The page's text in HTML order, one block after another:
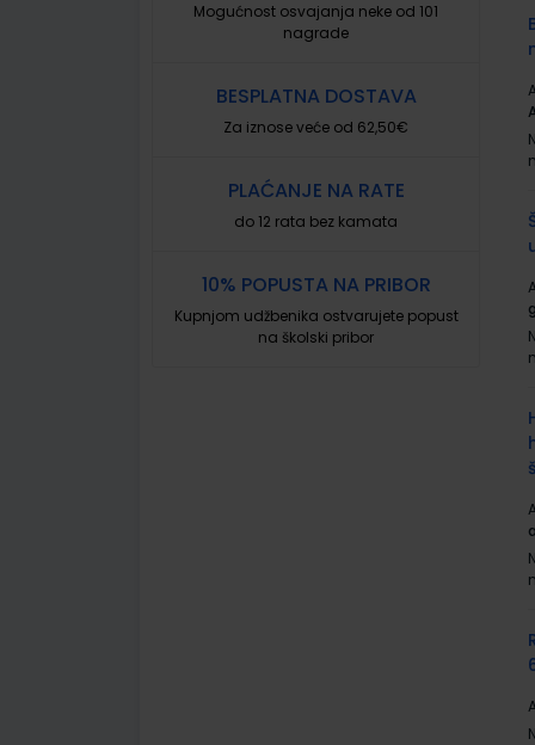
Mogućnost osvajanja neke od 101
nagrade
BESPLATNA DOSTAVA
Za iznose veće od 62,50€
PLAĆANJE NA RATE
do 12 rata bez kamata
10% POPUSTA NA PRIBOR
Kupnjom udžbenika ostvarujete popust
na školski pribor